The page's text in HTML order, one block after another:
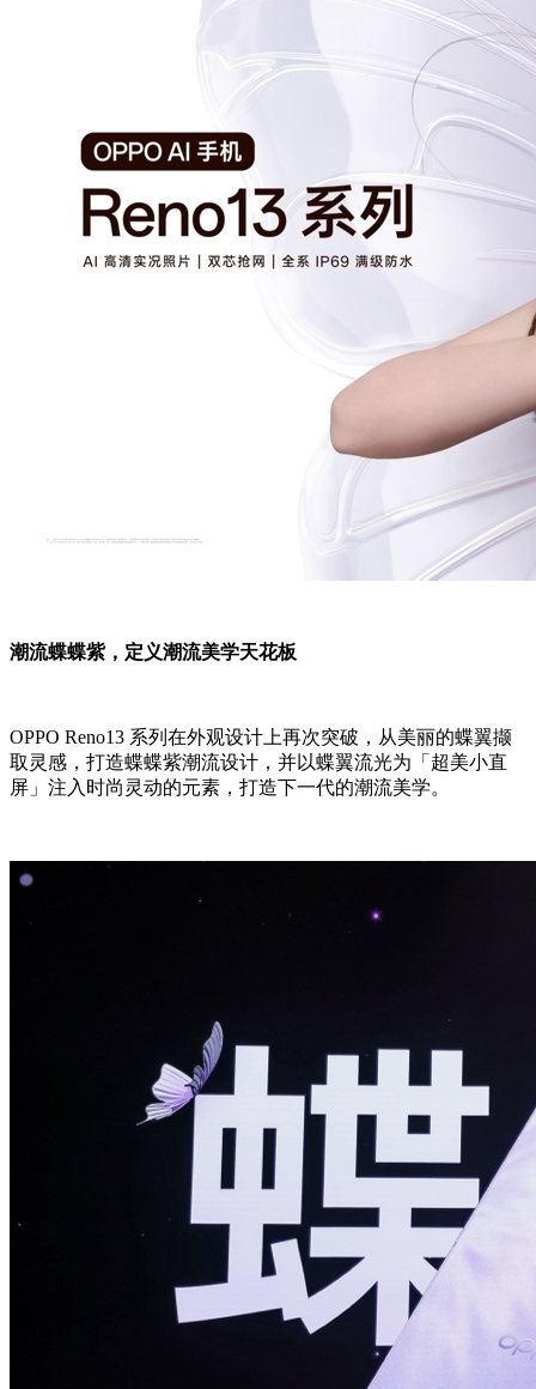
潮流蝶蝶紫，定义潮流美学天花板
OPPO Reno13 系列在外观设计上再次突破，从美丽的蝶翼撷
取灵感，打造蝶蝶紫潮流设计，并以蝶翼流光为「超美小直
屏」注入时尚灵动的元素，打造下一代的潮流美学。